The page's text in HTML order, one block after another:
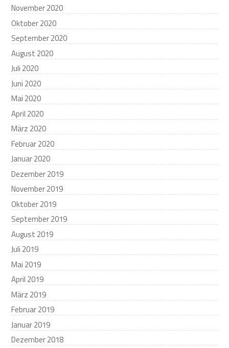
November 2020
Oktober 2020
September 2020
August 2020
Juli 2020
Juni 2020
Mai 2020
April 2020
März 2020
Februar 2020
Januar 2020
Dezember 2019
November 2019
Oktober 2019
September 2019
August 2019
Juli 2019
Mai 2019
April 2019
März 2019
Februar 2019
Januar 2019
Dezember 2018